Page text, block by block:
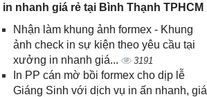
in nhanh giá rẻ tại Bình Thạnh TPHCM
Nhận làm khung ảnh formex - Khung
ảnh check in sự kiện theo yêu cầu tại
xưởng in nhanh giá...
3191
In PP cán mờ bồi formex cho dịp lễ
Giáng Sinh với dịch vụ in ấn nhanh, giá